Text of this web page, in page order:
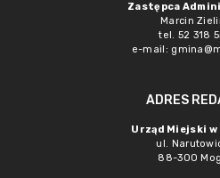
Zastępca
Marcin
tel. 52 318
e-mail:
ADRES
Urząd Miejski
ul.
88-300